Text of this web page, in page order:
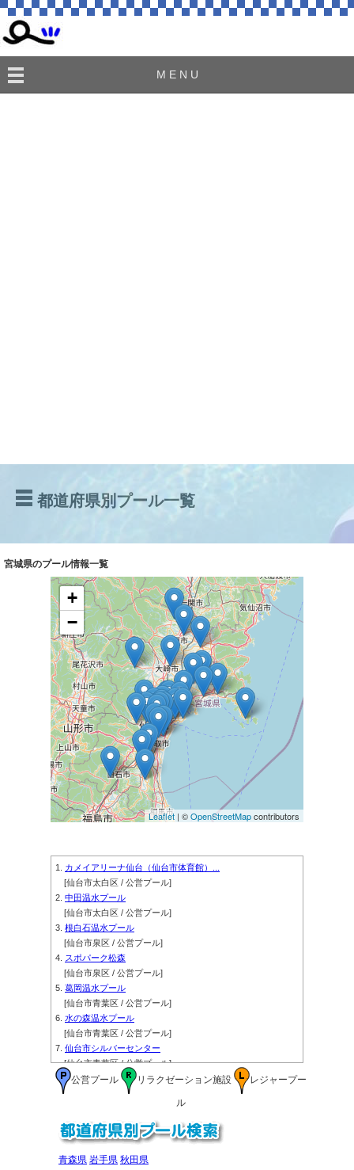
M E N U
都道府県別プール一覧
宮城県のプール情報一覧
+
−
Leaflet | ©OpenStreetMapcontributors
1. カメイアリーナ仙台（仙台市体育館）...
[仙台市太白区 / 公営プール]
2. 中田温水プール
[仙台市太白区 / 公営プール]
3. 根白石温水プール
[仙台市泉区 / 公営プール]
4. スポパーク松森
[仙台市泉区 / 公営プール]
5. 葛岡温水プール
[仙台市青葉区 / 公営プール]
6. 水の森温水プール
[仙台市青葉区 / 公営プール]
7. 仙台市シルバーセンター
[仙台市青葉区 / 公営プール]
8.仙台市宮城広瀬総合運動場
[仙台市青葉区 / 公営プール]
[仙台市宮城野区 / 公営プール]
10.宮城野体育館温水プール
[仙台市宮城野区 / 公営プール]
公営プール リラクゼーション施設 レジャープー
ル
青森県 岩手県 秋田県